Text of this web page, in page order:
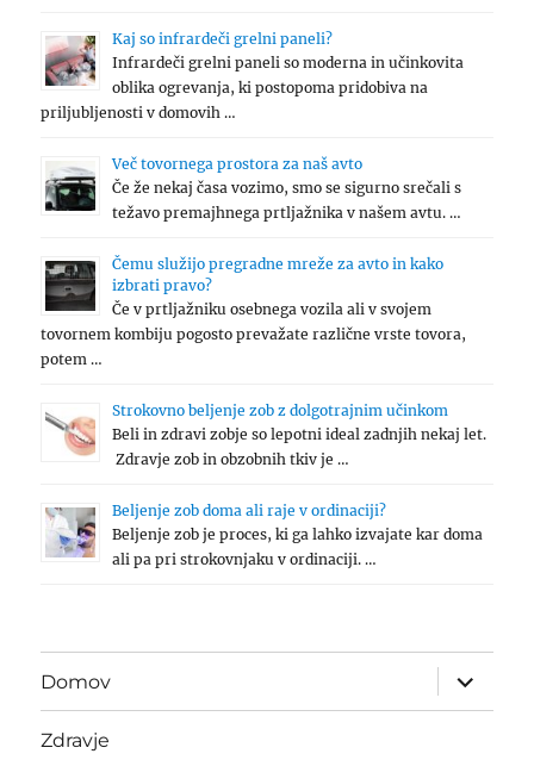
Kaj so infrardeči grelni paneli?
Infrardeči grelni paneli so moderna in učinkovita
oblika ogrevanja, ki postopoma pridobiva na
priljubljenosti v domovih …
Več tovornega prostora za naš avto
Če že nekaj časa vozimo, smo se sigurno srečali s
težavo premajhnega prtljažnika v našem avtu. …
Čemu služijo pregradne mreže za avto in kako
izbrati pravo?
Če v prtljažniku osebnega vozila ali v svojem
tovornem kombiju pogosto prevažate različne vrste tovora,
potem …
Strokovno beljenje zob z dolgotrajnim učinkom
Beli in zdravi zobje so lepotni ideal zadnjih nekaj let.
Zdravje zob in obzobnih tkiv je …
Beljenje zob doma ali raje v ordinaciji?
Beljenje zob je proces, ki ga lahko izvajate kar doma
ali pa pri strokovnjaku v ordinaciji. …
Domov
expand
child
menu
Zdravje